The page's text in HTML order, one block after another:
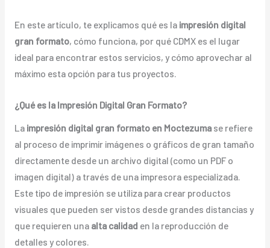
En este artículo, te explicamos qué es la impresión digital
gran formato, cómo funciona, por qué CDMX es el lugar
ideal para encontrar estos servicios, y cómo aprovechar al
máximo esta opción para tus proyectos.
¿Qué es la Impresión Digital Gran Formato?
La impresión digital gran formato en Moctezumase refiere
al proceso de imprimir imágenes o gráficos de gran tamaño
directamente desde un archivo digital (como un PDF o
imagen digital) a través de una impresora especializada.
Este tipo de impresión se utiliza para crear productos
visuales que pueden ser vistos desde grandes distancias y
que requieren una alta calidad en la reproducción de
detalles y colores.